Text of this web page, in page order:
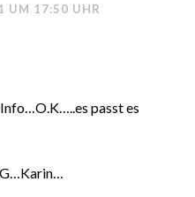
UM 17:50 UHR
passt es